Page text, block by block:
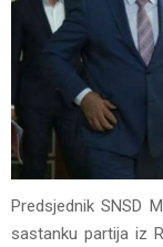
Predsjednik SNSD
sastanku partija iz